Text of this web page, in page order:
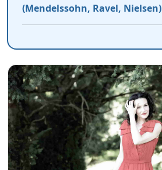
(Mendelssohn, Ravel, Nielsen)